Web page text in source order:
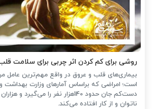
روشی برای کم کردن اثر چربی برای سلامت
بیماری‌های قلب و عروق در واقع مهم‌ترین عامل
است؛ امراضی که براساس آمارهای وزارت بهداشت و
دست‌کم جان حدود 140هزار نفر را می‌گیرد
ناتوان و از کار افتاده می‌کند.